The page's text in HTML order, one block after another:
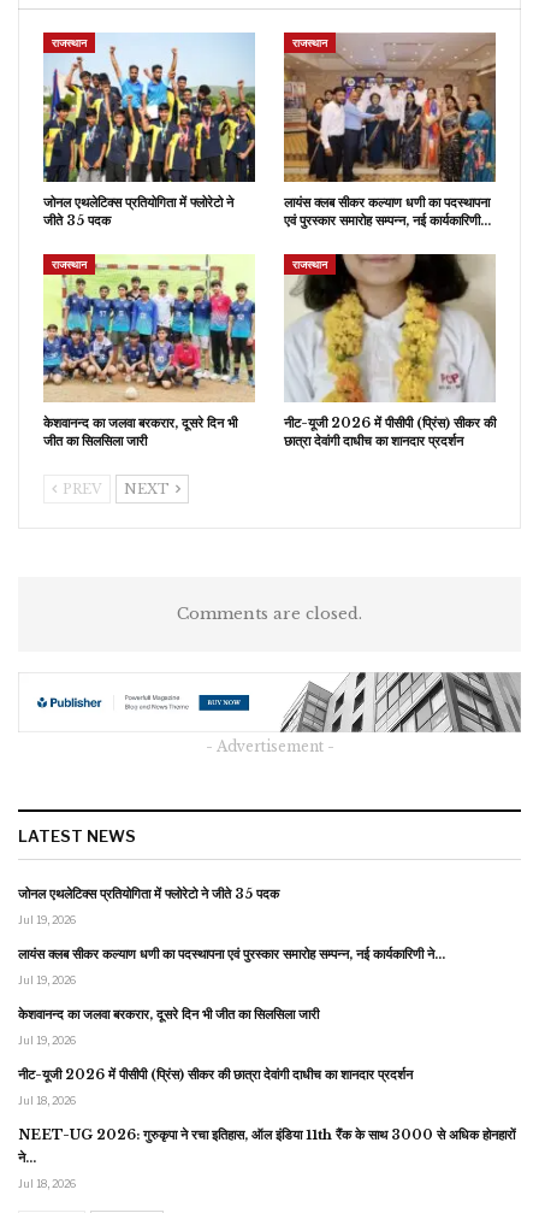
राजस्थान
जोनल एथलेटिक्स प्रतियोगिता में फ्लोरेटो ने
जीते 35 पदक
राजस्थान
लायंस क्लब सीकर कल्याण धणी का पदस्थापना
एवं पुरस्कार समारोह सम्पन्न, नई कार्यकारिणी…
राजस्थान
केशवानन्द का जलवा बरकरार, दूसरे दिन भी
जीत का सिलसिला जारी
राजस्थान
नीट-यूजी 2026 में पीसीपी (प्रिंस) सीकर की
छात्रा देवांगी दाधीच का शानदार प्रदर्शन
PREV NEXT
Comments are closed.
- Advertisement -
LATEST NEWS
जोनल एथलेटिक्स प्रतियोगिता में फ्लोरेटो ने जीते 35 पदक
Jul 19, 2026
लायंस क्लब सीकर कल्याण धणी का पदस्थापना एवं पुरस्कार समारोह सम्पन्न, नई कार्यकारिणी ने…
Jul 19, 2026
केशवानन्द का जलवा बरकरार, दूसरे दिन भी जीत का सिलसिला जारी
Jul 19, 2026
नीट-यूजी 2026 में पीसीपी (प्रिंस) सीकर की छात्रा देवांगी दाधीच का शानदार प्रदर्शन
Jul 18, 2026
NEET-UG 2026: गुरुकृपा ने रचा इतिहास, ऑल इंडिया 11th रैंक के साथ 3000 से अधिक होनहारों
ने…
Jul 18, 2026